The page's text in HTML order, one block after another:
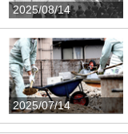
2025/08/14
2025/07/14